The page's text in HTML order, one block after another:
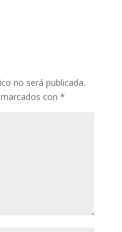
no será publicada.
con *